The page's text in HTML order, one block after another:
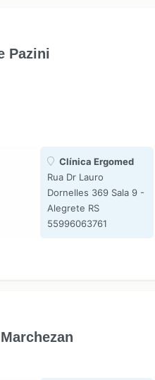
Pazini
Clínica Ergomed
Rua Dr Lauro
Dornelles 369 Sala 9 -
Alegrete RS
55996063761